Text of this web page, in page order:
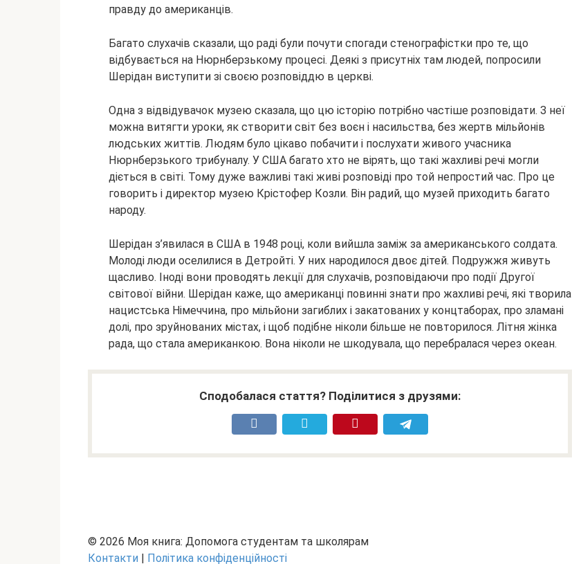
правду до американців.
Багато слухачів сказали, що раді були почути спогади стенографістки про те, що
відбувається на Нюрнберзькому процесі. Деякі з присутніх там людей, попросили
Шерідан виступити зі своєю розповіддю в церкві.
Одна з відвідувачок музею сказала, що цю історію потрібно частіше розповідати. З неї
можна витягти уроки, як створити світ без воєн і насильства, без жертв мільйонів
людських життів. Людям було цікаво побачити і послухати живого учасника
Нюрнберзького трибуналу. У США багато хто не вірять, що такі жахливі речі могли
діється в світі. Тому дуже важливі такі живі розповіді про той непростий час. Про це
говорить і директор музею Крістофер Козли. Він радий, що музей приходить багато
народу.
Шерідан з’явилася в США в 1948 році, коли вийшла заміж за американського солдата.
Молоді люди оселилися в Детройті. У них народилося двоє дітей. Подружжя живуть
щасливо. Іноді вони проводять лекції для слухачів, розповідаючи про події Другої
світової війни. Шерідан каже, що американці повинні знати про жахливі речі, які творила
нацистська Німеччина, про мільйони загиблих і закатованих у концтаборах, про зламані
долі, про зруйнованих містах, і щоб подібне ніколи більше не повторилося. Літня жінка
рада, що стала американкою. Вона ніколи не шкодувала, що перебралася через океан.
Сподобалася стаття? Поділитися з друзями:
© 2026 Моя книга: Допомога студентам та школярам
Контакти | Політика конфіденційності